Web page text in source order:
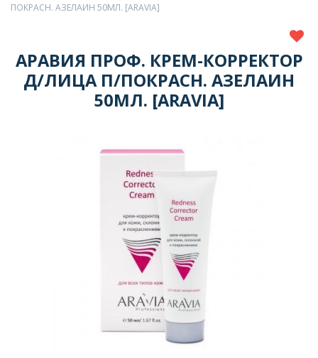
ПОКРАСН. АЗЕЛАИН 50МЛ. [ARAVIA]
АРАВИЯ ПРОФ. КРЕМ-КОРРЕКТОР
Д/ЛИЦА П/ПОКРАСН. АЗЕЛАИН
50МЛ. [ARAVIA]